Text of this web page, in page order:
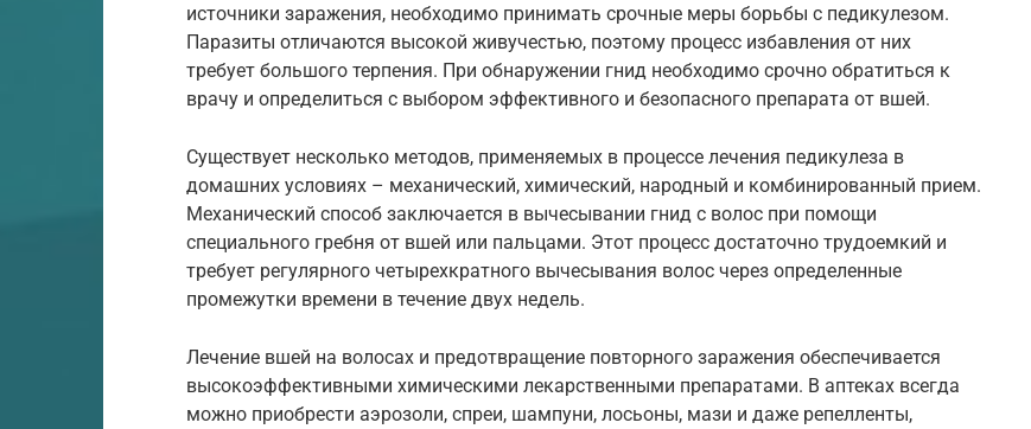
источники заражения, необходимо принимать срочные меры борьбы с педикулезом.
Паразиты отличаются высокой живучестью, поэтому процесс избавления от них
требует большого терпения. При обнаружении гнид необходимо срочно обратиться к
врачу и определиться с выбором эффективного и безопасного препарата от вшей.
Существует несколько методов, применяемых в процессе лечения педикулеза в
домашних условиях – механический, химический, народный и комбинированный прием.
Механический способ заключается в вычесывании гнид с волос при помощи
специального гребня от вшей или пальцами. Этот процесс достаточно трудоемкий и
требует регулярного четырехкратного вычесывания волос через определенные
промежутки времени в течение двух недель.
Лечение вшей на волосах и предотвращение повторного заражения обеспечивается
высокоэффективными химическими лекарственными препаратами. В аптеках всегда
можно приобрести аэрозоли, спреи, шампуни, лосьоны, мази и даже репелленты,